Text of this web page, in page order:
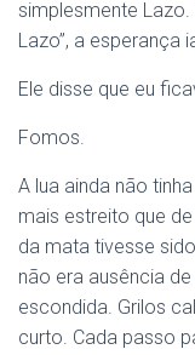
simplesmente Lazo.
Lazo”, a esperança
Ele disse que eu
Fomos.
A lua ainda não
mais estreito que
da mata tivesse
não era ausência
escondida. Grilos
curto. Cada passo